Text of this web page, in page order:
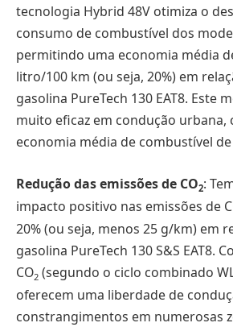
tecnologia Hybrid 48V otimiza o
consumo de combustível dos
permitindo uma economia média
litro/100 km (ou seja, 20%) em
gasolina PureTech 130 EAT8. Este
muito eficaz em condução urbana,
economia média de combustível de
Redução das emissões de CO2:
impacto positivo nas emissões de
20% (ou seja, menos 25 g/km) em
gasolina PureTech 130 S&S EAT8.
CO2 (segundo o ciclo combinado
oferecem uma liberdade de
constrangimentos em numerosas